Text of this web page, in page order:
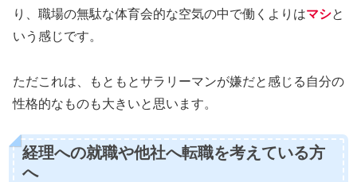
り、職場の無駄な体育会的な空気の中で働くよりはマシと
いう感じです。
ただこれは、もともとサラリーマンが嫌だと感じる自分の
性格的なものも大きいと思います。
経理への就職や他社へ転職を考えている方
へ